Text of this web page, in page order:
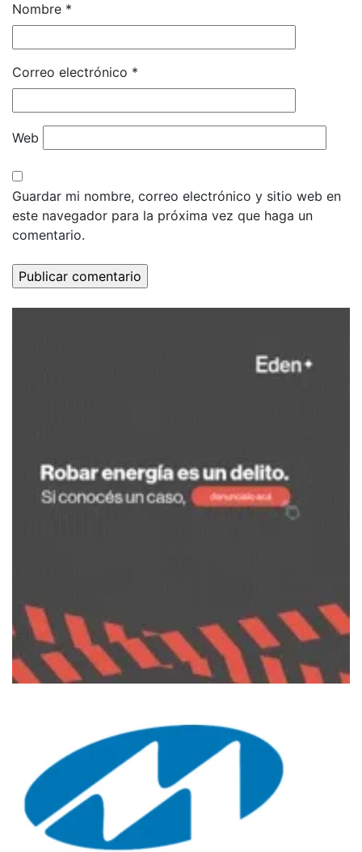
Nombre *
Correo electrónico *
Web
Guardar mi nombre, correo electrónico y sitio web en
este navegador para la próxima vez que haga un
comentario.